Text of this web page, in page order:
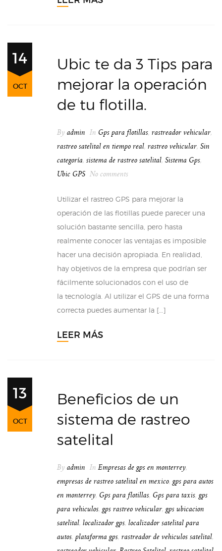
14
OCT
Ubic te da 3 Tips para
mejorar la operación
de tu flotilla.
By admin In Gps para flotillas, rastreador vehicular,
rastreo satelital en tiempo real, rastreo vehicular, Sin
categoría, sistema de rastreo satelital, Sistema Gps,
Ubic GPS No comments
Utilizar el rastreo GPS para mejorar la
operación de las flotillas puede parecer una
solución bastante sencilla, pero hasta
realmente conocer las ventajas es imposible
hacer una decisión apropiada. En realidad,
hay objetivos de la empresa que podrían ser
fácilmente solucionados con el uso de
la tecnología. Al utilizar el GPS de una forma
correcta puedes aumentar la […]
LEER MÁS
13
OCT
Beneficios de un
sistema de rastreo
satelital
By admin In Empresas de gps en monterrey,
empresas de rastreo satelital en mexico, gps para autos
en monterrey, Gps para flotillas, Gps para taxis, gps
para vehiculos, gps rastreo vehicular, gps ubicacion
satelital, localizador gps, localizador satelital para
autos, plataforma gps, rastreador de vehiculos satelital,